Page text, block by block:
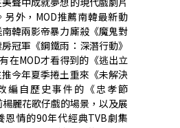
另外，MOD推薦南韓最新動
韓兩影帝暴力廝殺《魔鬼對
冠軍《鋼鐵雨：深潛行動》
在MOD才看得到的《逃出立
今年夏季捲土重來《未解決
編自歷史事件的《忠孝節
麗花歌仔戲的場景，以及展
恩情的90年代經典TVB劇集